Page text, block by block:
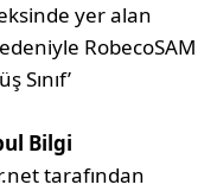
yer alan
RobecoSAM
Sınıf’
Bilgi
tarafından